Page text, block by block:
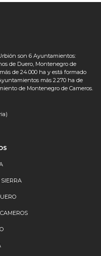
son 6 Ayuntamientos:
de Duero, Montenegro de
de 24.000 ha y está formado
más 2.270 ha de
de Montenegro de Cameros.